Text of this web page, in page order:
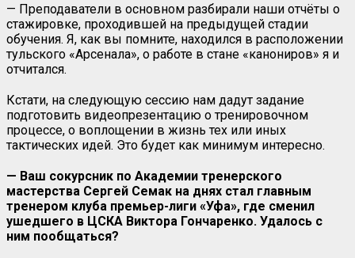
— Преподаватели в основном разбирали наши отчёты о
стажировке, проходившей на предыдущей стадии
обучения. Я, как вы помните, находился в расположении
тульского «Арсенала», о работе в стане «канониров» я и
отчитался.
Кстати, на следующую сессию нам дадут задание
подготовить видеопрезентацию о тренировочном
процессе, о воплощении в жизнь тех или иных
тактических идей. Это будет как минимум интересно.
— Ваш сокурсник по Академии тренерского
мастерства Сергей Семак на днях стал главным
тренером клуба премьер-лиги «Уфа», где сменил
ушедшего в ЦСКА Виктора Гончаренко. Удалось с
ним пообщаться?